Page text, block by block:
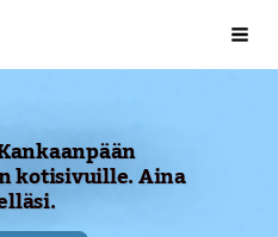
kotisivuille. Aina